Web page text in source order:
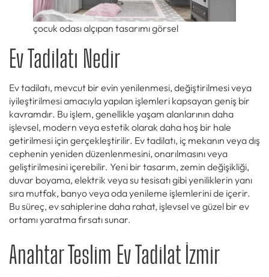
çocuk odası alçıpan tasarımı görsel
Ev Tadilatı Nedir
Ev tadilatı, mevcut bir evin yenilenmesi, değiştirilmesi veya
iyileştirilmesi amacıyla yapılan işlemleri kapsayan geniş bir
kavramdır. Bu işlem, genellikle yaşam alanlarının daha
işlevsel, modern veya estetik olarak daha hoş bir hale
getirilmesi için gerçekleştirilir. Ev tadilatı, iç mekanın veya dış
cephenin yeniden düzenlenmesini, onarılmasını veya
geliştirilmesini içerebilir. Yeni bir tasarım, zemin değişikliği,
duvar boyama, elektrik veya su tesisatı gibi yeniliklerin yanı
sıra mutfak, banyo veya oda yenileme işlemlerini de içerir.
Bu süreç, ev sahiplerine daha rahat, işlevsel ve güzel bir ev
ortamı yaratma fırsatı sunar.
Anahtar Teslim Ev Tadilat İzmir